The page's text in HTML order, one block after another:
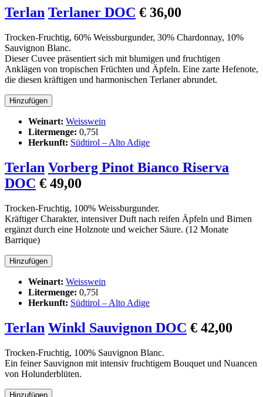
Terlan Terlaner DOC € 36,00
Trocken-Fruchtig, 60% Weissburgunder, 30% Chardonnay, 10%
Sauvignon Blanc.
Dieser Cuvee präsentiert sich mit blumigen und fruchtigen
Anklägen von tropischen Früchten und Äpfeln. Eine zarte Hefenote,
die diesen kräftigen und harmonischen Terlaner abrundet.
Weinart: Weisswein
Litermenge: 0,75l
Herkunft: Südtirol – Alto Adige
Terlan Vorberg Pinot Bianco Riserva
DOC € 49,00
Trocken-Fruchtig, 100% Weissburgunder.
Kräftiger Charakter, intensiver Duft nach reifen Äpfeln und Birnen
ergänzt durch eine Holznote und weicher Säure. (12 Monate
Barrique)
Weinart: Weisswein
Litermenge: 0,75l
Herkunft: Südtirol – Alto Adige
Terlan Winkl Sauvignon DOC € 42,00
Trocken-Fruchtig, 100% Sauvignon Blanc.
Ein feiner Sauvignon mit intensiv fruchtigem Bouquet und Nuancen
von Holunderblüten.